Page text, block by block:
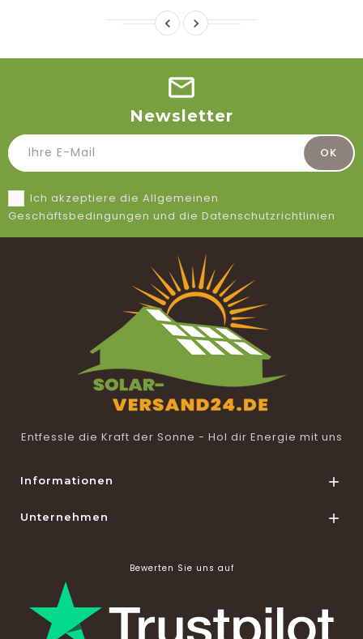
 
Newsletter
Ich akzeptiere die Allgemeinen
Geschäftsbedingungen und die Datenschutzrichtlinien
Entfessle die Kraft der Sonne - Hol dir Energie mit uns
Informationen 
Unternehmen 
Bewerten Sie uns auf